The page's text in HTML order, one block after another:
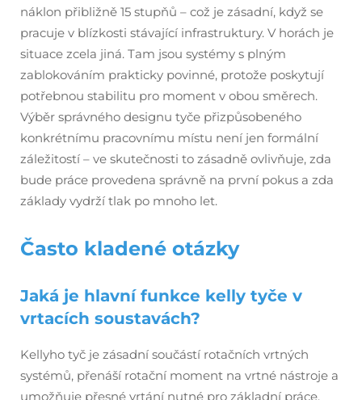
náklon přibližně 15 stupňů – což je zásadní, když se
pracuje v blízkosti stávající infrastruktury. V horách je
situace zcela jiná. Tam jsou systémy s plným
zablokováním prakticky povinné, protože poskytují
potřebnou stabilitu pro moment v obou směrech.
Výběr správného designu tyče přizpůsobeného
konkrétnímu pracovnímu místu není jen formální
záležitostí – ve skutečnosti to zásadně ovlivňuje, zda
bude práce provedena správně na první pokus a zda
základy vydrží tlak po mnoho let.
Často kladené otázky
Jaká je hlavní funkce kelly tyče v
vrtacích soustavách?
Kellyho tyč je zásadní součástí rotačních vrtných
systémů, přenáší rotační moment na vrtné nástroje a
umožňuje přesné vrtání nutné pro základní práce,